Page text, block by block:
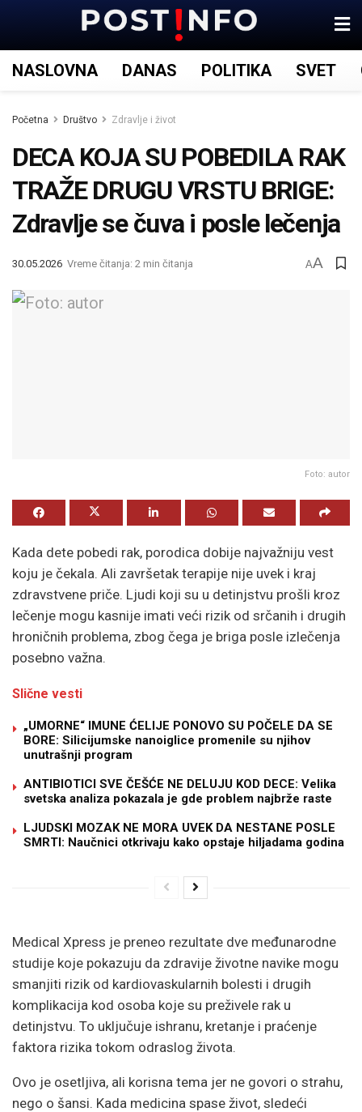
NASLOVNA DANAS POLITIKA SVET
Početna Društvo Zdravlje i život
DECA KOJA SU POBEDILA RAK
TRAŽE DRUGU VRSTU BRIGE:
Zdravlje se čuva i posle lečenja
30.05.2026 Vreme čitanja: 2 min čitanja AA
Foto: autor
Kada dete pobedi rak, porodica dobije najvažniju vest
koju je čekala. Ali završetak terapije nije uvek i kraj
zdravstvene priče. Ljudi koji su u detinjstvu prošli kroz
lečenje mogu kasnije imati veći rizik od srčanih i drugih
hroničnih problema, zbog čega je briga posle izlečenja
posebno važna.
Slične vesti
„UMORNE“ IMUNE ĆELIJE PONOVO SU POČELE DA SE
BORE: Silicijumske nanoiglice promenile su njihov
unutrašnji program
ANTIBIOTICI SVE ČEŠĆE NE DELUJU KOD DECE: Velika
svetska analiza pokazala je gde problem najbrže raste
LJUDSKI MOZAK NE MORA UVEK DA NESTANE POSLE
SMRTI: Naučnici otkrivaju kako opstaje hiljadama godina
Medical Xpress je preneo rezultate dve međunarodne
studije koje pokazuju da zdravije životne navike mogu
smanjiti rizik od kardiovaskularnih bolesti i drugih
komplikacija kod osoba koje su preživele rak u
detinjstvu. To uključuje ishranu, kretanje i praćenje
faktora rizika tokom odraslog života.
Ovo je osetljiva, ali korisna tema jer ne govori o strahu,
nego o šansi. Kada medicina spase život, sledeći